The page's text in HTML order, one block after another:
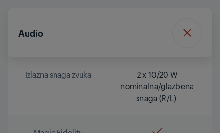
Audio
Izlazna snaga zvuka
2 x 10/20 W
nominalna/glazbena
snaga (R/L)